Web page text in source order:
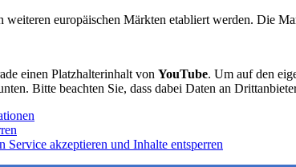
weiteren europäischen Märkten etabliert werden. Die
einen Platzhalterinhalt von YouTube. Um auf den
Bitte beachten Sie, dass dabei Daten an
Service akzeptieren und Inhalte entsperren